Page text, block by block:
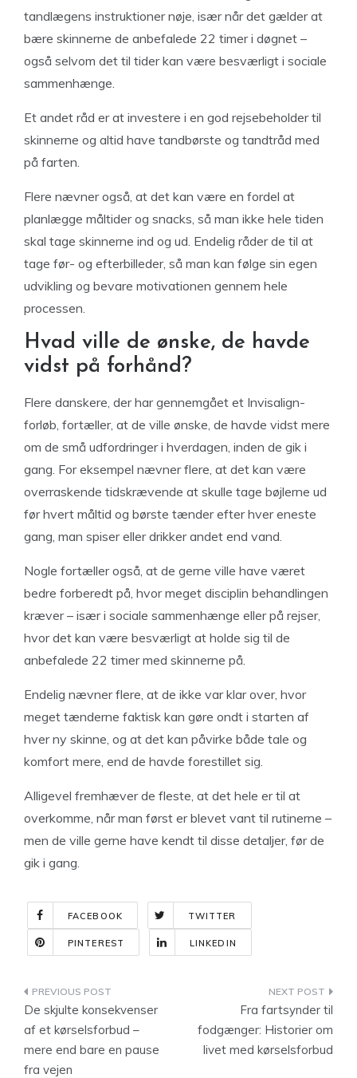
tandlægens instruktioner nøje, især når det gælder at
bære skinnerne de anbefalede 22 timer i døgnet –
også selvom det til tider kan være besværligt i sociale
sammenhænge.
Et andet råd er at investere i en god rejsebeholder til
skinnerne og altid have tandbørste og tandtråd med
på farten.
Flere nævner også, at det kan være en fordel at
planlægge måltider og snacks, så man ikke hele tiden
skal tage skinnerne ind og ud. Endelig råder de til at
tage før- og efterbilleder, så man kan følge sin egen
udvikling og bevare motivationen gennem hele
processen.
Hvad ville de ønske, de havde
vidst på forhånd?
Flere danskere, der har gennemgået et Invisalign-
forløb, fortæller, at de ville ønske, de havde vidst mere
om de små udfordringer i hverdagen, inden de gik i
gang. For eksempel nævner flere, at det kan være
overraskende tidskrævende at skulle tage bøjlerne ud
før hvert måltid og børste tænder efter hver eneste
gang, man spiser eller drikker andet end vand.
Nogle fortæller også, at de gerne ville have været
bedre forberedt på, hvor meget disciplin behandlingen
kræver – især i sociale sammenhænge eller på rejser,
hvor det kan være besværligt at holde sig til de
anbefalede 22 timer med skinnerne på.
Endelig nævner flere, at de ikke var klar over, hvor
meget tænderne faktisk kan gøre ondt i starten af
hver ny skinne, og at det kan påvirke både tale og
komfort mere, end de havde forestillet sig.
Alligevel fremhæver de fleste, at det hele er til at
overkomme, når man først er blevet vant til rutinerne –
men de ville gerne have kendt til disse detaljer, før de
gik i gang.
FACEBOOK TWITTER
PINTEREST LINKEDIN
Indlægsnavigation
De skjulte konsekvenser
af et kørselsforbud –
mere end bare en pause
fra vejen
Fra fartsynder til
fodgænger: Historier om
livet med kørselsforbud